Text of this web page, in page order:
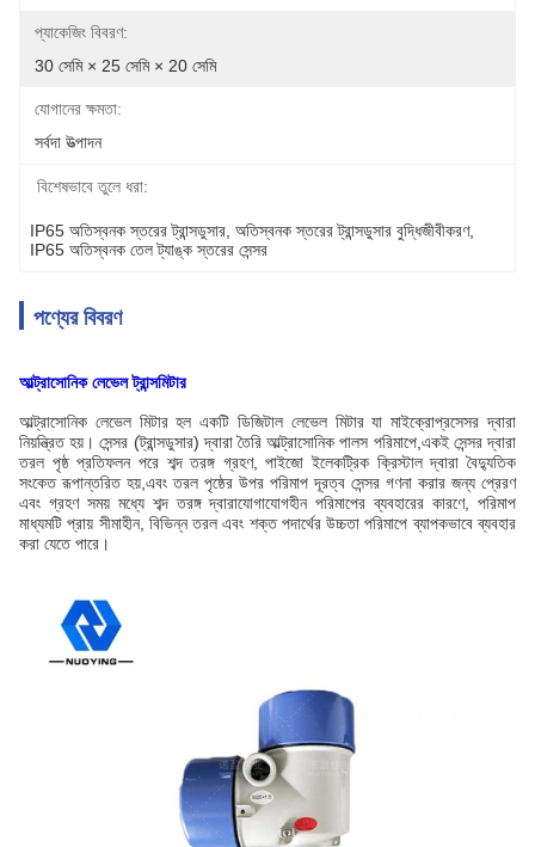
প্যাকেজিং বিবরণ:
30 সেমি × 25 সেমি × 20 সেমি
যোগানের ক্ষমতা:
সর্বদা উত্পাদন
বিশেষভাবে তুলে ধরা:
IP65 অতিস্বনক স্তরের ট্রান্সডুসার অতিস্বনক স্তরের ট্রান্সডুসার বুদ্ধিজীবীকরণ,
IP65 অতিস্বনক তেল ট্যাঙ্ক স্তরের সেন্সর
পণ্যের বিবরণ
আল্ট্রাসোনিক লেভেল ট্রান্সমিটার
আল্ট্রাসোনিক লেভেল মিটার হল একটি ডিজিটাল লেভেল মিটার যা মাইক্রোপ্রসেসর দ্বারা
নিয়ন্ত্রিত হয়। সেন্সর (ট্রান্সডুসার) দ্বারা তৈরি আল্ট্রাসোনিক পালস পরিমাপে,একই সেন্সর দ্বারা
তরল পৃষ্ঠ প্রতিফলন পরে শব্দ তরঙ্গ গ্রহণ, পাইজো ইলেকট্রিক ক্রিস্টাল দ্বারা বৈদ্যুতিক
সংকেত রূপান্তরিত হয়,এবং তরল পৃষ্ঠের উপর পরিমাপ দূরত্ব সেন্সর গণনা করার জন্য প্রেরণ
এবং গ্রহণ সময় মধ্যে শব্দ তরঙ্গ দ্বারাযোগাযোগহীন পরিমাপের ব্যবহারের কারণে, পরিমাপ
মাধ্যমটি প্রায় সীমাহীন, বিভিন্ন তরল এবং শক্ত পদার্থের উচ্চতা পরিমাপে ব্যাপকভাবে ব্যবহার
করা যেতে পারে।